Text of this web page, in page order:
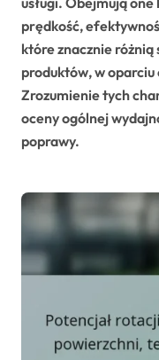
prędkość,
które znacznie różnią
produktów, w
Zrozumienie tych
oceny ogólnej
poprawy.